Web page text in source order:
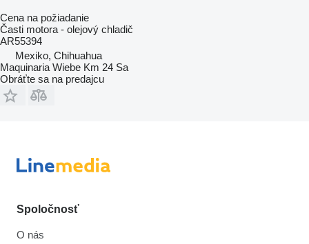
Cena na požiadanie
Časti motora - olejový chladič
AR55394
Mexiko, Chihuahua
Maquinaria Wiebe Km 24 Sa
Obráťte sa na predajcu
Spoločnosť
O nás